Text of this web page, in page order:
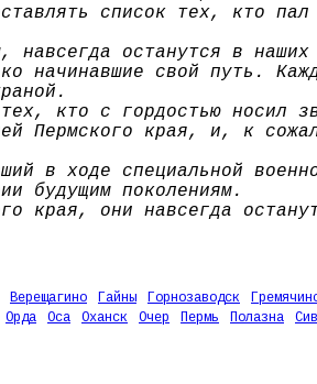
список тех, кто
останутся в
начинавшие свой путь.
кто с гордостью носил
Пермского края, и, к
в ходе специальной
будущим поколениям.
края, они навсегда
Верещагино Гайны Горнозаводск
Орда Оса Оханск Очер Пермь Полазна